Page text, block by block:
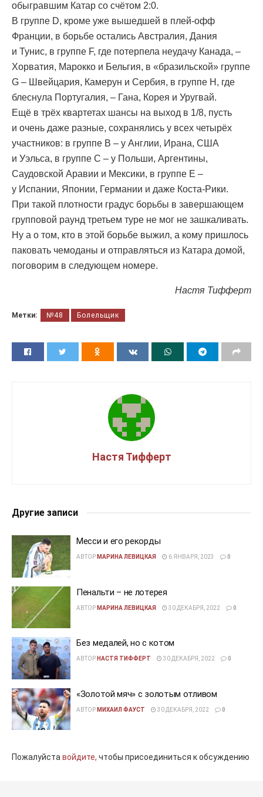
обыгравшим Катар со счётом 2:0.
В группе D, кроме уже вышедшей в плей-офф
Франции, в борьбе остались Австралия, Дания
и Тунис, в группе F, где потерпела неудачу Канада, –
Хорватия, Марокко и Бельгия, в «бразильской» группе
G – Швейцария, Камерун и Сербия, в группе Н, где
блеснула Португалия, – Гана, Корея и Уругвай.
Ещё в трёх квартетах шансы на выход в 1/8, пусть
и очень даже разные, сохранялись у всех четырёх
участников: в группе В – у Англии, Ирана, США
и Уэльса, в группе С – у Польши, Аргентины,
Саудовской Аравии и Мексики, в группе Е –
у Испании, Японии, Германии и даже Коста-Рики.
При такой плотности градус борьбы в завершающем
групповой раунд третьем туре не мог не зашкаливать.
Ну а о том, кто в этой борьбе выжил, а кому пришлось
паковать чемоданы и отправляться из Катара домой,
поговорим в следующем номере.
Настя Тифферт
Метки: №48 Болельщик
Настя Тифферт
Другие записи
Месси и его рекорды
АВТОР МАРИНА ЛЕВИЦКАЯ 6 ЯНВАРЯ, 2023 0
Пенальти – не лотерея
АВТОР МАРИНА ЛЕВИЦКАЯ 30 ДЕКАБРЯ, 2022 0
Без медалей, но с котом
АВТОР НАСТЯ ТИФФЕРТ 30 ДЕКАБРЯ, 2022 0
«Золотой мяч» с золотым отливом
АВТОР МИХАИЛ ФАУСТ 30 ДЕКАБРЯ, 2022 0
Пожалуйставойдите, чтобы присоединиться к обсуждению